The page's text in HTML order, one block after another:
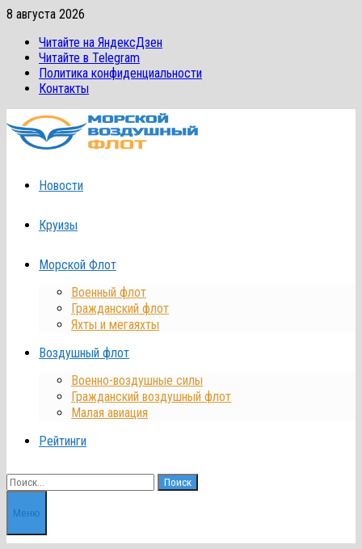
Перейти
содержимому
8 августа 2026
Читайте на ЯндексДзен
Читайте в Telegram
Политика конфиденциальности
Контакты
Новости
Круизы
Морской Флот
Военный флот
Гражданский флот
Яхты и мегаяхты
Воздушный флот
Военно-воздушные силы
Гражданский воздушный флот
Малая авиация
Рейтинги
Найти:
Меню